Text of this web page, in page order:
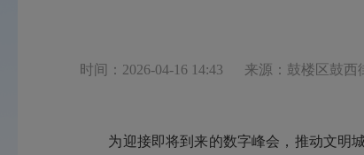
时间：2026-04-16 14:43 来源：鼓楼区鼓西
为迎接即将到来的数字峰会，推动文明城